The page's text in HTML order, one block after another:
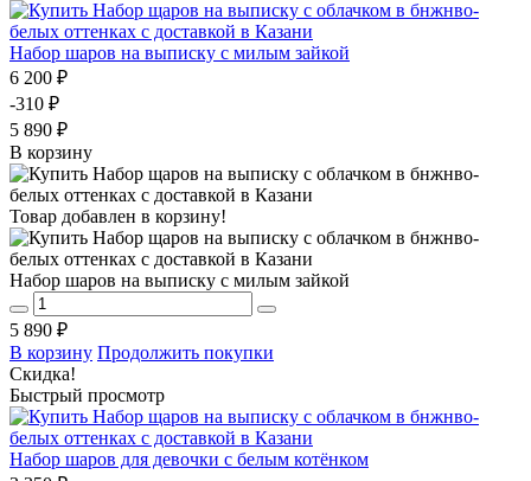
Набор шаров на выписку с милым зайкой
6 200 ₽
-310 ₽
5 890 ₽
В корзину
Товар добавлен в корзину!
Набор шаров на выписку с милым зайкой
5 890 ₽
В корзину Продолжить покупки
Скидка!
Быстрый просмотр
Набор шаров для девочки с белым котёнком